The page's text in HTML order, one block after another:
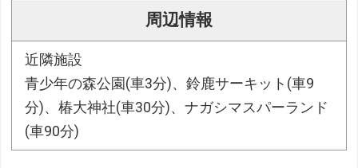
周辺情報
近隣施設
青少年の森公園(車3分)、鈴鹿サーキット(車9
分)、椿大神社(車30分)、ナガシマスパーランド
(車90分)